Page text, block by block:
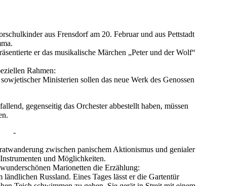
aus Frensdorf am 20. Februar und aus Pettstadt
er das musikalische Märchen „Peter und der Wolf“
Rahmen:
Ministerien sollen das neue Werk des Genossen
gegenseitig das Orchester abbestellt haben, müssen
-
zwischen panischem Aktionismus und genialer
und Möglichkeiten.
Marionetten die Erzählung:
Russland. Eines Tages lässt er die Gartentür